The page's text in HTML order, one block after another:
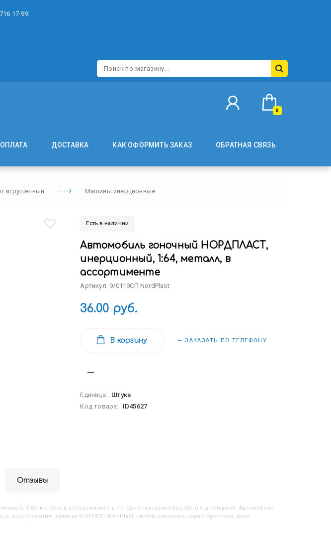
17-99
0
ОПЛАТА ДОСТАВКА КАК ОФОРМИТЬ ЗАКАЗ ОБРАТНАЯ СВЯЗЬ
игрушечный Машины инерционные
Есть в наличии
Автомобиль гоночный НОРДПЛАСТ,
инерционный, 1:64, металл, в
ассортименте
Артикул: 9/0119СП NordPlast
36.00 руб.
В корзину — ЗАКАЗАТЬ ПО ТЕЛЕФОНУ
Единица:
Штука
Код товара:
ID45627
Отзывы
1:64, металл, в ассортименте в интернет-магазине kupi35.ru с доставкой. Автомобиль
артикул 9/0119СП NordPlast: читать описание, характеристики, фото